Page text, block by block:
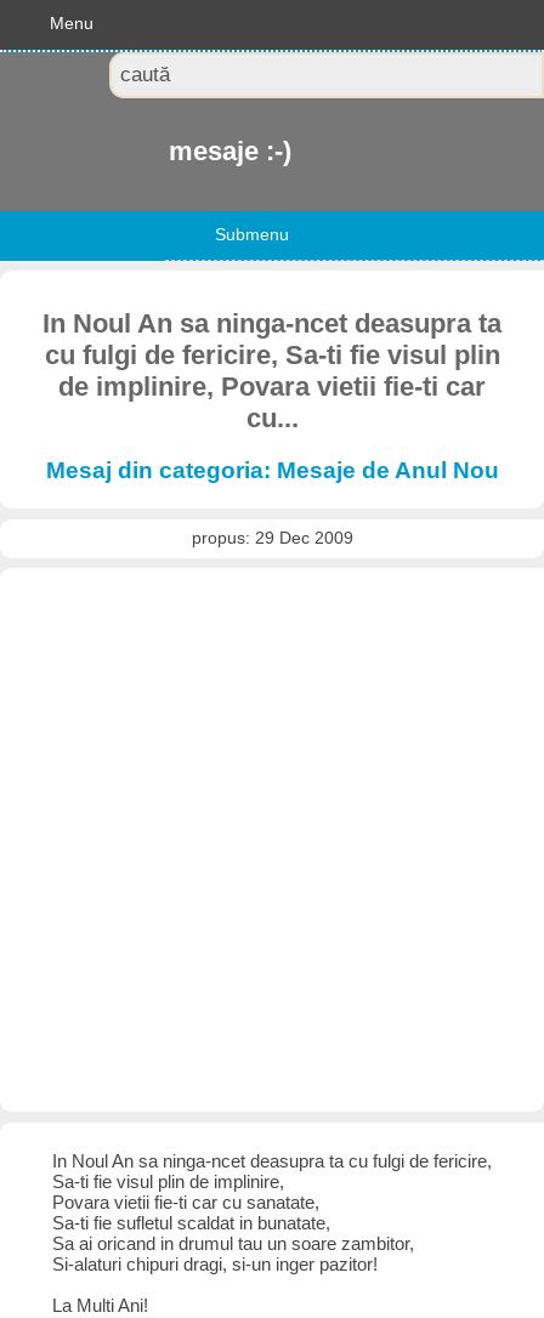
Menu
mesaje :-)
Submenu
In Noul An sa ninga-ncet deasupra ta
cu fulgi de fericire, Sa-ti fie visul plin
de implinire, Povara vietii fie-ti car
cu...
Mesaj din categoria: Mesaje de Anul Nou
propus: 29 Dec 2009
In Noul An sa ninga-ncet deasupra ta cu fulgi de fericire,
Sa-ti fie visul plin de implinire,
Povara vietii fie-ti car cu sanatate,
Sa-ti fie sufletul scaldat in bunatate,
Sa ai oricand in drumul tau un soare zambitor,
Si-alaturi chipuri dragi, si-un inger pazitor!
La Multi Ani!